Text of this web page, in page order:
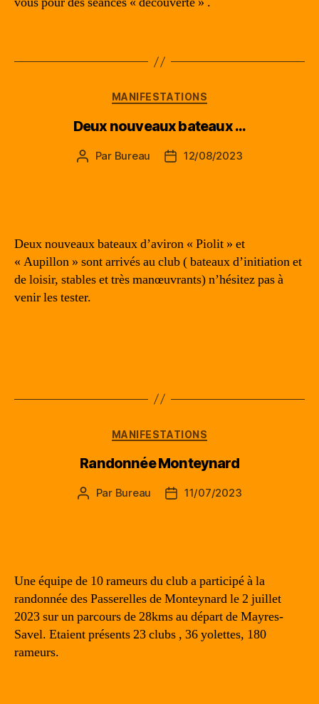
Catégories
MANIFESTATIONS
Deux nouveaux bateaux …
Auteur
Par Bureau
Date12/08/2023
Deux nouveaux bateaux d’aviron « Piolit » et
« Aupillon » sont arrivés au club ( bateaux d’initiation et
de loisir, stables et très manœuvrants) n’hésitez pas à
venir les tester.
Catégories
MANIFESTATIONS
Randonnée Monteynard
Auteur
Par Bureau
Date11/07/2023
Une équipe de 10 rameurs du club a participé à la
randonnée des Passerelles de Monteynard le 2 juillet
2023 sur un parcours de 28kms au départ de Mayres-
Savel. Etaient présents 23 clubs , 36 yolettes, 180
rameurs.